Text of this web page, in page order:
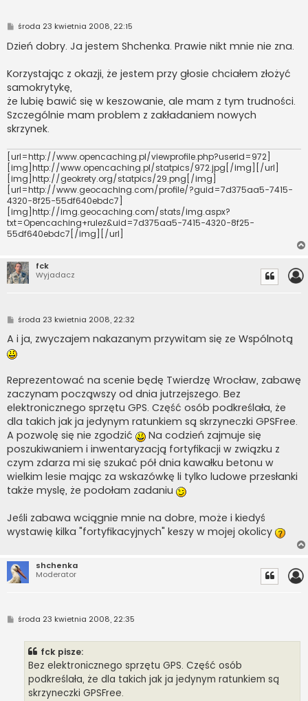
P
s
t
środa 23 kwietnia 2008, 22:15
Dzień dobry. Ja jestem Shchenka. Prawie nikt mnie nie zna.
Korzystając z okazji, że jestem przy głosie chciałem złożyć
samokrytykę,
że lubię bawić się w keszowanie, ale mam z tym trudności.
Szczególnie mam problem z zakładaniem nowych
skrzynek.
[url=http://www.opencaching.pl/viewprofile.php?userid=972]
[img]http://www.opencaching.pl/statpics/972.jpg[/img][/url]
[img]http://geokrety.org/statpics/29.png[/img]
[url=http://www.geocaching.com/profile/?guid=7d375aa5-7415-
4320-8f25-55df640ebdc7]
[img]http://img.geocaching.com/stats/img.aspx?
txt=Opencaching+rulez&uid=7d375aa5-7415-4320-8f25-
55df640ebdc7[/img][/url]
fck
Wyjadacz
P
s
t
środa 23 kwietnia 2008, 22:32
A i ja, zwyczajem nakazanym przywitam się ze Wspólnotą
Reprezentować na scenie będę Twierdzę Wrocław, zabawę
zaczynam począwszy od dnia jutrzejszego. Bez
elektronicznego sprzętu GPS. Część osób podkreślała, że
dla takich jak ja jedynym ratunkiem są skrzyneczki GPSFree.
A pozwolę się nie zgodzić
Na codzień zajmuje się
poszukiwaniem i inwentaryzacją fortyfikacji w związku z
czym zdarza mi się szukać pół dnia kawałku betonu w
wielkim lesie mając za wskazówkę li tylko ludowe przesłanki
także myslę, że podołam zadaniu
Jeśli zabawa wciągnie mnie na dobre, może i kiedyś
wystawię kilka "fortyfikacyjnych" keszy w mojej okolicy
shchenka
Moderator
Pśroda 23 kwietnia 2008, 22:35
fck pisze:
Bez elektronicznego sprzętu GPS. Część osób
podkreślała, że dla takich jak ja jedynym ratunkiem są
skrzyneczki GPSFree.